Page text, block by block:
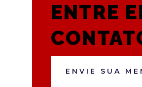
ENTRE
ENVIE SUA